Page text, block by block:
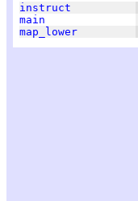
instruct
main
map_lower